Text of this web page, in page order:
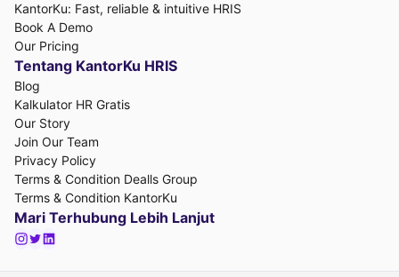
KantorKu: Fast, reliable & intuitive HRIS
Book A Demo
Our Pricing
Tentang KantorKu HRIS
Blog
Kalkulator HR Gratis
Our Story
Join Our Team
Privacy Policy
Terms & Condition Dealls Group
Terms & Condition KantorKu
Mari Terhubung Lebih Lanjut